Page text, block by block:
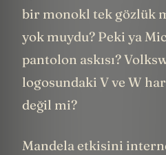
bir monokl tek gözlük
yok muydu? Peki ya
pantolon askısı?
logosundaki V ve W
değil mi?
Mandela etkisini